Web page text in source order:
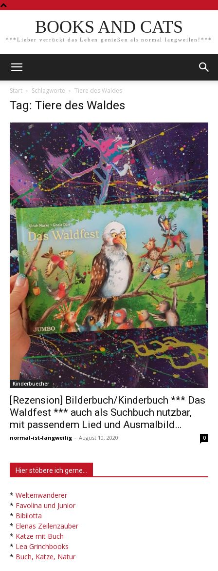
BOOKS AND CATS
***Lieber verrückt das Leben genießen als normal langweilen!***
Start Schlagworte Tiere des Waldes
Tag: Tiere des Waldes
Kinderbuecher
[Rezension] Bilderbuch/Kinderbuch *** Das
Waldfest *** auch als Suchbuch nutzbar,
mit passendem Lied und Ausmalbild…
normal-ist-langweilig - August 10, 2020 0
Hier stöbere ich gerne…
* Weltenwanderer
* Favolina und Junior
* Bibilotta
* Elenas Zeilenzauber
* Katze mit Buch
* Lea Grinchbooks
* Buch, Katze, Natur